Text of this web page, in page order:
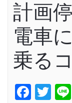
計画
電車
乗る